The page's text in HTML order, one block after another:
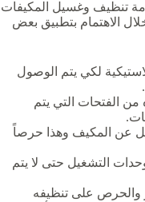
تنظيف وغسيل المكيفات
الاهتمام بتطبيق بعض
لكي يتم الوصول
من الفتحات التي يتم
عن المكيف وهذا حرصاً
التشغيل حتى لا يتم
والحرص على تنظيفه